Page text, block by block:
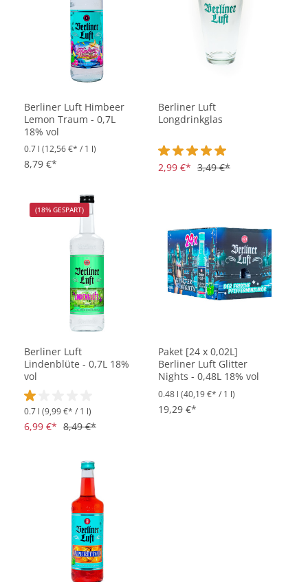
Berliner Luft Himbeer
Lemon Traum - 0,7L
18% vol
0.7 l (12,56 €* / 1 l)
8,79 €*
Berliner Luft
Longdrinkglas
Durchschnittliche Bewertung
2,99 €* 3,49 €*
(18% GESPART)
Berliner Luft
Lindenblüte - 0,7L 18%
vol
Durchschnittliche Bewertung von 1 von 5 Sternen
0.7 l (9,99 €* / 1 l)
6,99 €* 8,49 €*
Paket [24 x 0,02L]
Berliner Luft Glitter
Nights - 0,48L 18% vol
0.48 l (40,19 €* / 1 l)
19,29 €*